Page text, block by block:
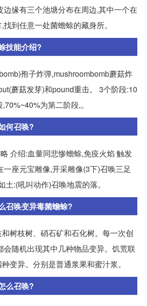
边缘有三个池塘分布在周边,其中一个在
到任意一处菌蟾蜍的藏身所。
技能介绍?
孢子炸弹,mushroombomb蘑菇炸
蘑菇发芽)和pound重击。 3个阶段:10
为第二阶段,。
何召唤?
介绍:血量同悲惨蟾蜍,免疫火焰 触发
一座元宝雕像,开采雕像(3下)召唤三足
:(吼叫动作)召唤地震的落。
召唤变异毒菌蟾蜍?
树枝树、硝石矿和石化树。每一次创
会随机出现其中几种物品变异。饥荒联
变异。分别是普通浆果和蜜汁浆。
么召唤?